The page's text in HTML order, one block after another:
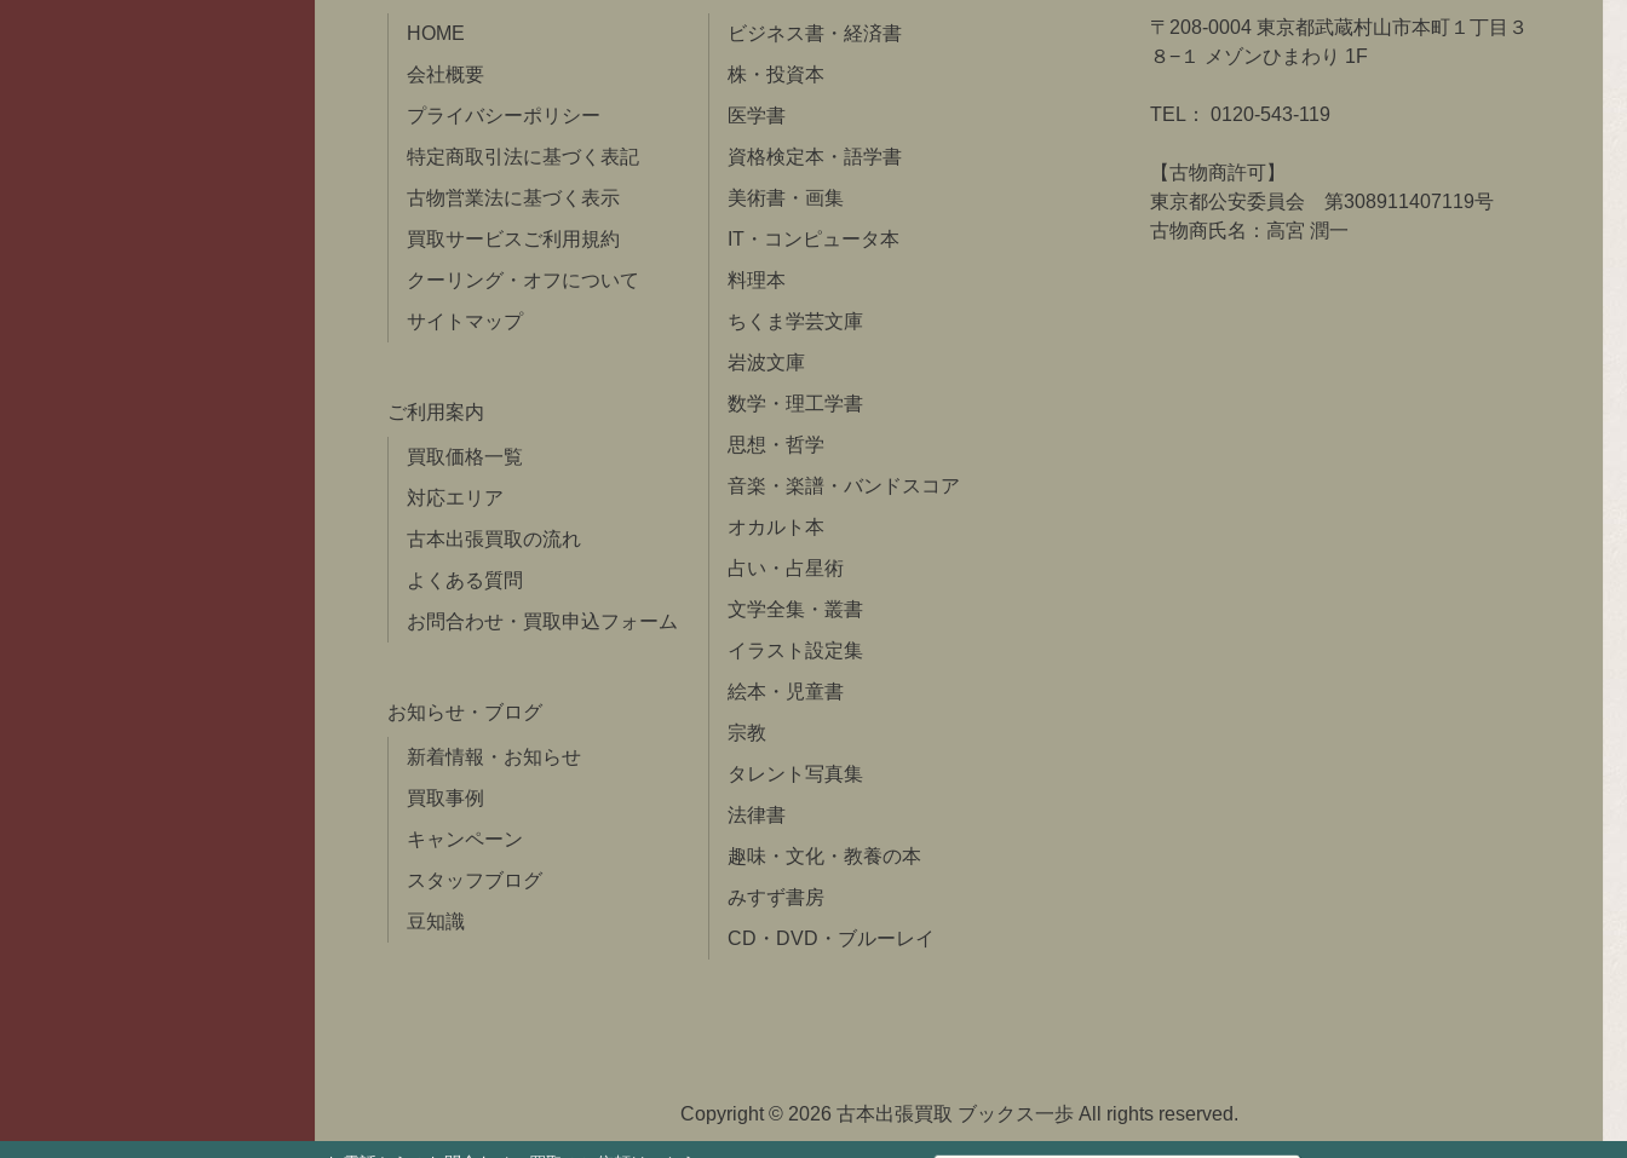
HOME
会社概要
プライバシーポリシー
特定商取引法に基づく表記
古物営業法に基づく表示
買取サービスご利用規約
クーリング・オフについて
サイトマップ
ビジネス書・経済書
株・投資本
医学書
資格検定本・語学書
美術書・画集
IT・コンピュータ本
料理本
ちくま学芸文庫
岩波文庫
数学・理工学書
思想・哲学
音楽・楽譜・バンドスコア
オカルト本
占い・占星術
文学全集・叢書
イラスト設定集
絵本・児童書
宗教
タレント写真集
法律書
趣味・文化・教養の本
みすず書房
CD・DVD・ブルーレイ
ご利用案内
買取価格一覧
対応エリア
古本出張買取の流れ
よくある質問
お問合わせ・買取申込フォーム
お知らせ・ブログ
新着情報・お知らせ
買取事例
キャンペーン
スタッフブログ
豆知識
〒208-0004 東京都武蔵村山市本町１丁目３
８−１ メゾンひまわり 1F
TEL： 0120-543-119
【古物商許可】
東京都公安委員会 第308911407119号
古物商氏名：高宮 潤一
Copyright © 2026 古本出張買取 ブックス一歩 All rights reserved.